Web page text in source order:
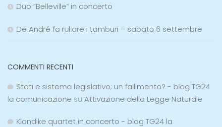
Duo “Belleville” in concerto
De André fa rullare i tamburi – sabato 6 settembre
COMMENTI RECENTI
Stati e sistema legislativo; un fallimento? - blog TG24
la comunicazione su Attivazione della Legge Naturale
Klondike quartet in concerto - blog TG24 la